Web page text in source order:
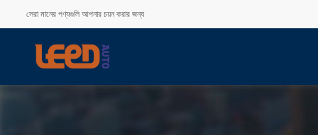
সেরা মানের পণ্যগুলি আপনার চয়ন করার জন্য